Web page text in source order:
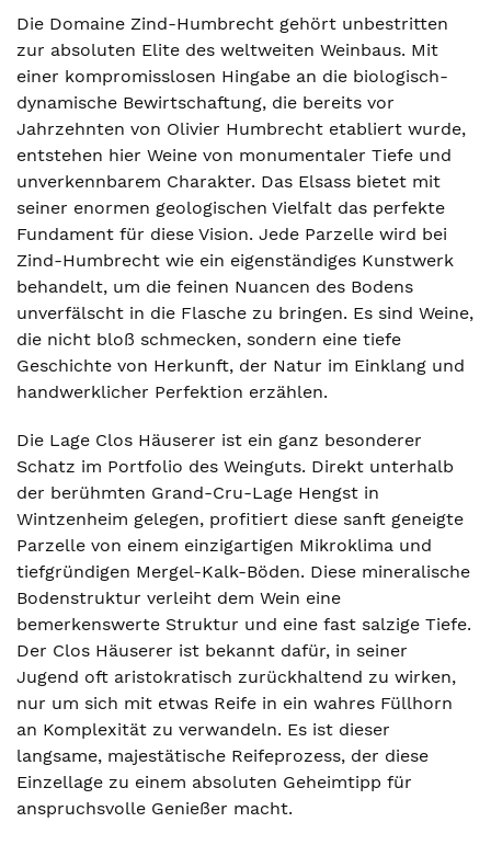
Die Domaine Zind-Humbrecht gehört unbestritten
zur absoluten Elite des weltweiten Weinbaus. Mit
einer kompromisslosen Hingabe an die biologisch-
dynamische Bewirtschaftung, die bereits vor
Jahrzehnten von Olivier Humbrecht etabliert wurde,
entstehen hier Weine von monumentaler Tiefe und
unverkennbarem Charakter. Das Elsass bietet mit
seiner enormen geologischen Vielfalt das perfekte
Fundament für diese Vision. Jede Parzelle wird bei
Zind-Humbrecht wie ein eigenständiges Kunstwerk
behandelt, um die feinen Nuancen des Bodens
unverfälscht in die Flasche zu bringen. Es sind Weine,
die nicht bloß schmecken, sondern eine tiefe
Geschichte von Herkunft, der Natur im Einklang und
handwerklicher Perfektion erzählen.
Die Lage Clos Häuserer ist ein ganz besonderer
Schatz im Portfolio des Weinguts. Direkt unterhalb
der berühmten Grand-Cru-Lage Hengst in
Wintzenheim gelegen, profitiert diese sanft geneigte
Parzelle von einem einzigartigen Mikroklima und
tiefgründigen Mergel-Kalk-Böden. Diese mineralische
Bodenstruktur verleiht dem Wein eine
bemerkenswerte Struktur und eine fast salzige Tiefe.
Der Clos Häuserer ist bekannt dafür, in seiner
Jugend oft aristokratisch zurückhaltend zu wirken,
nur um sich mit etwas Reife in ein wahres Füllhorn
an Komplexität zu verwandeln. Es ist dieser
langsame, majestätische Reifeprozess, der diese
Einzellage zu einem absoluten Geheimtipp für
anspruchsvolle Genießer macht.